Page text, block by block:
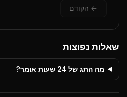
← הקודם
שאלות נפוצות
מה התג של 24 שעות אומר?